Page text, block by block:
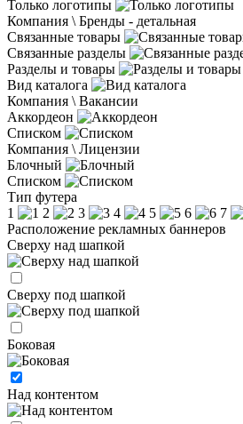
Только логотипы
Компания \ Бренды - детальная
Связанные товары
Связанные разделы
Разделы и товары
Вид каталога
Компания \ Вакансии
Аккордеон
Списком
Компания \ Лицензии
Блочный
Списком
Тип футера
1
2 3 4 5 6
7
Расположение рекламных баннеров
Сверху над шапкой
Сверху под шапкой
Боковая
Над контентом